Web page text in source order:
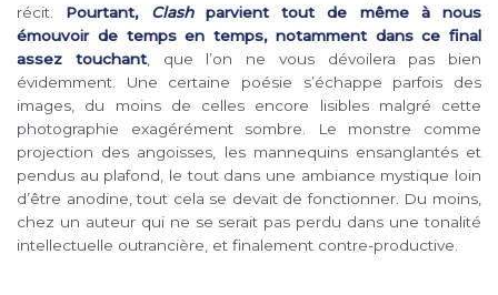
récit. Pourtant, Clashparvient tout de même à nous
émouvoir de temps en temps, notamment dans ce final
assez touchant, que l’on ne vous dévoilera pas bien
évidemment. Une certaine poésie s’échappe parfois des
images, du moins de celles encore lisibles malgré cette
photographie exagérément sombre. Le monstre comme
projection des angoisses, les mannequins ensanglantés et
pendus au plafond, le tout dans une ambiance mystique loin
d’être anodine, tout cela se devait de fonctionner. Du moins,
chez un auteur qui ne se serait pas perdu dans une tonalité
intellectuelle outrancière, et finalement contre-productive.